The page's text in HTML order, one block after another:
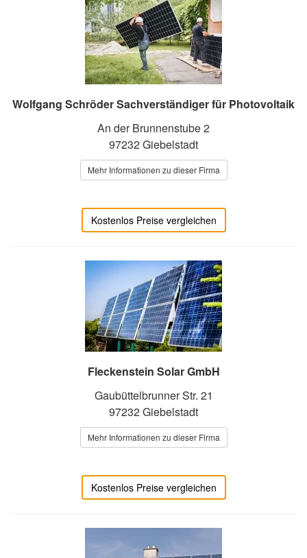
Wolfgang Schröder Sachverständiger für Photovoltaik
An der Brunnenstube 2
97232 Giebelstadt
Mehr Informationen zu dieser Firma
Kostenlos Preise vergleichen
Fleckenstein Solar GmbH
Gaubüttelbrunner Str. 21
97232 Giebelstadt
Mehr Informationen zu dieser Firma
Kostenlos Preise vergleichen